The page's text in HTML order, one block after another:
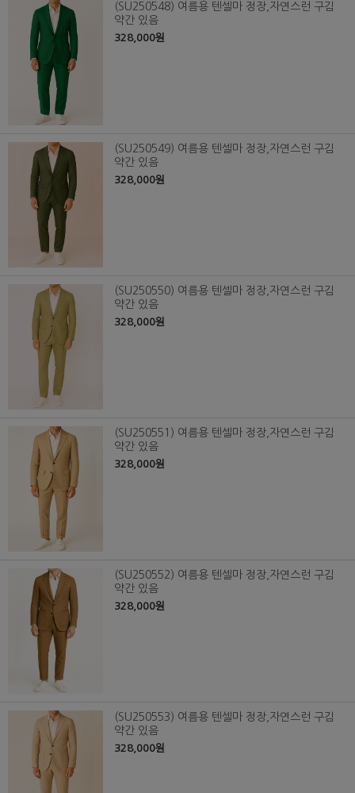
(SU250548) 여름용 텐셀마 정장,자연스런 구김
약간 있음
328,000원
(SU250549) 여름용 텐셀마 정장,자연스런 구김
약간 있음
328,000원
(SU250550) 여름용 텐셀마 정장,자연스런 구김
약간 있음
328,000원
(SU250551) 여름용 텐셀마 정장,자연스런 구김
약간 있음
328,000원
(SU250552) 여름용 텐셀마 정장,자연스런 구김
약간 있음
328,000원
(SU250553) 여름용 텐셀마 정장,자연스런 구김
약간 있음
328,000원